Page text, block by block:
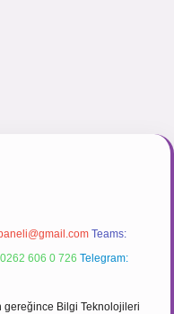
Teams:
606 0 726 Telegram:
gereğince Bilgi Teknolojileri